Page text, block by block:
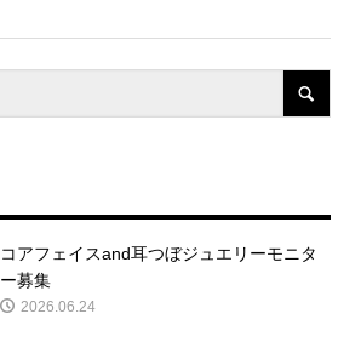
コアフェイスand耳つぼジュエリーモニタ
ー募集
2026.06.24